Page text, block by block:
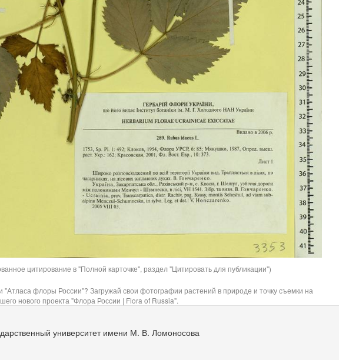
цитирование в "Полной карточке", раздел "Цитировать для публикации")
"Атласа флоры России"? Загружай свои фотографии растений в природе и точку съемки на
нового проекта "Флора России | Flora of Russia".
университет имени М. В. Ломоносова